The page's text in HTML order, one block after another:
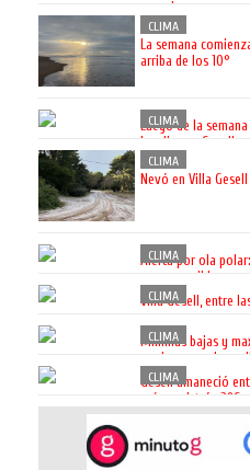
vacaciones
CLIMA
La semana
arriba de los 10°
CLIMA
Luego de la
los dias en Gesell
CLIMA
Nevó en Villa Gesell
CLIMA
Alerta por ola
cero y posibles
CLIMA
Villa Gesell, entre
CLIMA
Minimas bajas y
grados, para
CLIMA
Gesell amaneció
país: registró -2°C
nacional